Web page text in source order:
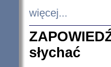
więcej...
słychać